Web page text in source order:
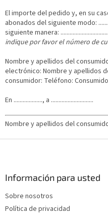
El importe del pedido y, en su
abonados del siguiente modo:
siguiente manera: ................................
indique por favor el número de
Nombre y apellidos del
electrónico: Nombre y apellidos
consumidor: Teléfono:
En ..................., a ............................
Nombre y apellidos del
p
Información para usted
Sobre nosotros
Política de privacidad